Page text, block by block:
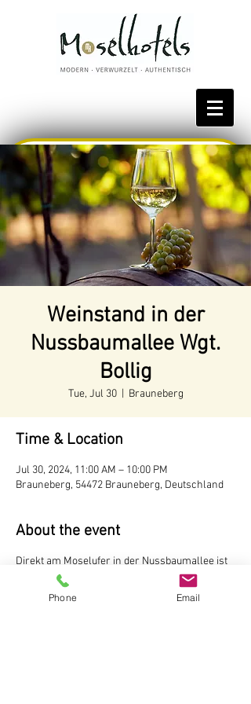
Bestpreis reservieren
Weinstand in der
Nussbaumallee Wgt.
Bollig
Tue, Jul 30
  |
Brauneberg
Time & Location
Jul 30, 2024, 11:00 AM – 10:00 PM
Brauneberg, 54472 Brauneberg, Deutschland
About the event
Direkt am Moselufer in der Nussbaumallee ist
unser Weinstand aufgebaut. Hier können Sie
Weine und Sekte vom Weingut Andreas Bollig,
Brauneberg probieren Der Weinstand ist
Phone Email